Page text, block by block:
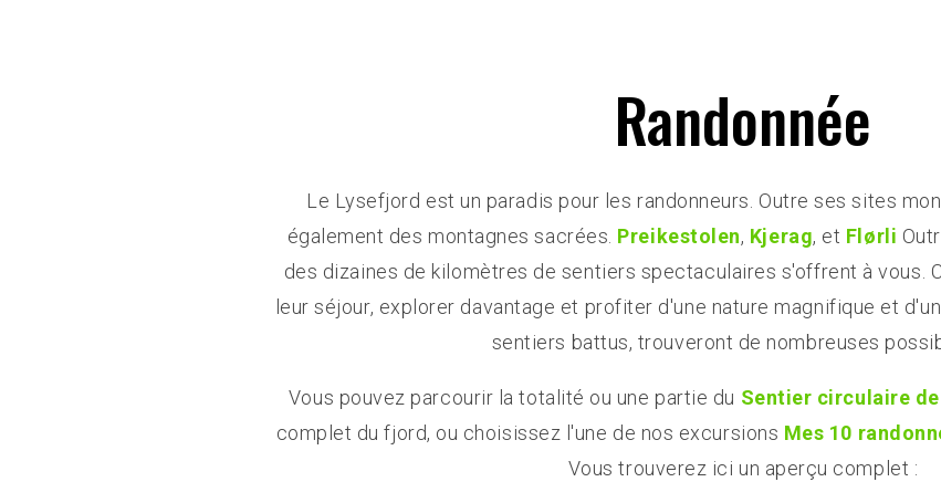
Randonnée
Le Lysefjord est un paradis pour les randonneurs. Outre ses sites
également des montagnes sacrées. Preikestolen, Kjerag, et Flørli
des dizaines de kilomètres de sentiers spectaculaires s'offrent à vous.
leur séjour, explorer davantage et profiter d'une nature magnifique et
sentiers battus, trouveront de nombreuses
Vous pouvez parcourir la totalité ou une partie du Sentier circulaire
complet du fjord, ou choisissez l'une de nos excursions Mes 10
Vous trouverez ici un aperçu complet :